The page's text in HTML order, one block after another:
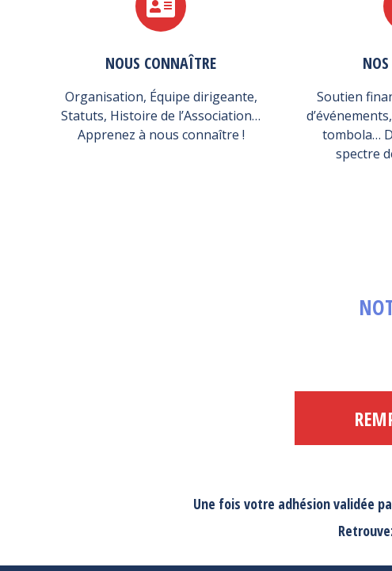
NOUS CONNAÎTRE
Organisation, Équipe dirigeante,
Statuts, Histoire de l’Association…
Apprenez à nous connaître !
Soutien
tombola…
spectre
Une fois votre adhésion validée